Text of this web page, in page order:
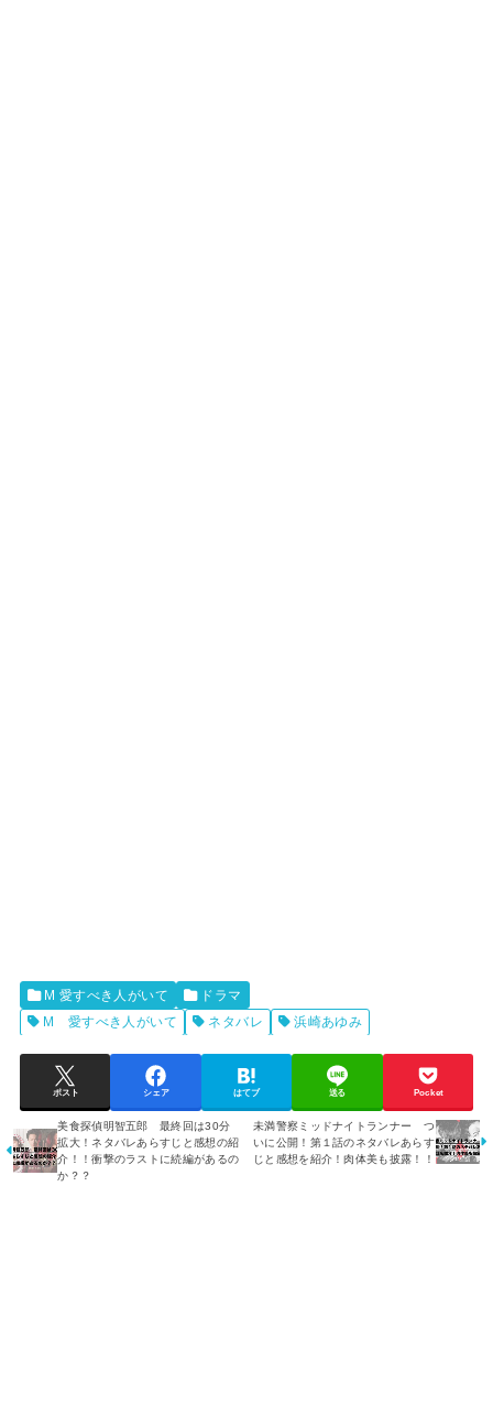
M 愛すべき人がいて
ドラマ
M 愛すべき人がいて
ネタバレ 浜崎あゆみ
ポスト シェア はてブ 送る Pocket
美食探偵明智五郎 最終回は30分
拡大！ネタバレあらすじと感想の紹
介！！衝撃のラストに続編があるの
か？？
未満警察ミッドナイトランナー つ
いに公開！第１話のネタバレあらす
じと感想を紹介！肉体美も披露！！